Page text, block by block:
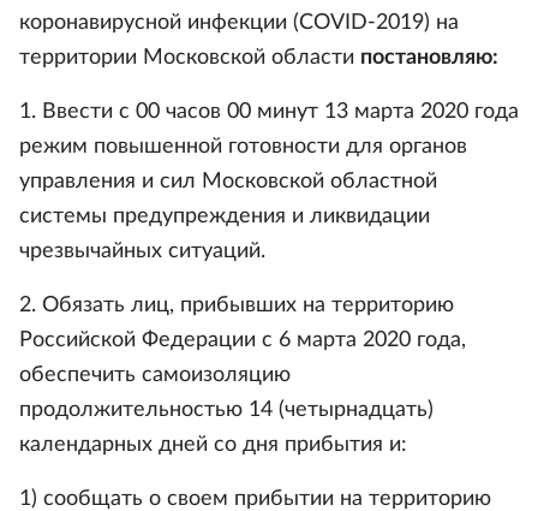
коронавирусной инфекции (COVID-2019) на
территории Московской области постановляю:
1. Ввести с 00 часов 00 минут 13 марта 2020 года
режим повышенной готовности для органов
управления и сил Московской областной
системы предупреждения и ликвидации
чрезвычайных ситуаций.
2. Обязать лиц, прибывших на территорию
Российской Федерации с 6 марта 2020 года,
обеспечить самоизоляцию
продолжительностью 14 (четырнадцать)
календарных дней со дня прибытия и:
1) сообщать о своем прибытии на территорию